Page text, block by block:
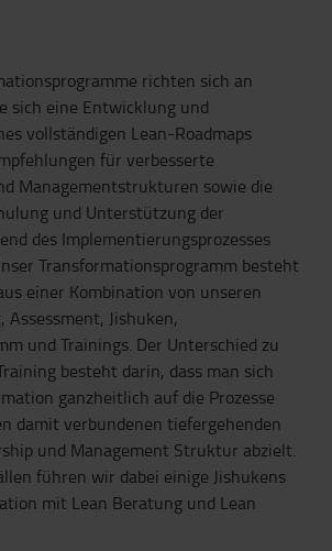
richten sich an
sich eine Entwicklung und
vollständigen Lean-Roadmaps
für verbesserte
Managementstrukturen sowie die
und Unterstützung der
des Implementierungsprozesses
Transformationsprogramm besteht
einer Kombination von unseren
Assessment, Jishuken,
und Trainings. Der Unterschied zu
besteht darin, dass man sich
ganzheitlich auf die Prozesse
damit verbundenen tiefergehenden
und Management Struktur abzielt.
führen wir dabei einige Jishukens
mit Lean Beratung und Lean